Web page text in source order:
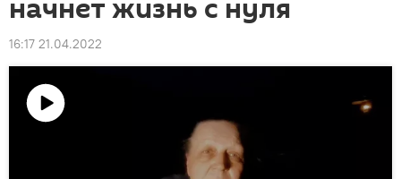
начнет жизнь с нуля
16:17 21.04.2022